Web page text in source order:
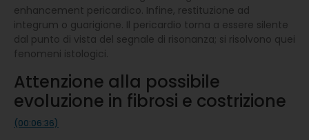
enhancement pericardico. Infine, restituzione ad
integrum o guarigione. Il pericardio torna a essere silente
dal punto di vista del segnale di risonanza; si risolvono quei
fenomeni istologici.
Attenzione alla possibile
evoluzione in fibrosi e costrizione
(00:06:36)